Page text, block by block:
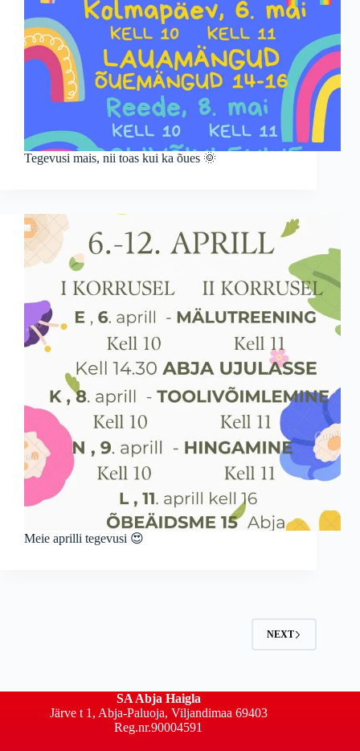
Tegevusi mais, nii toas kui ka õues 🌞
Meie aprilli tegevusi 😍
NEXT
SA Abja Haigla
Järve t 1, Abja-Paluoja, Viljandimaa 69403
Reg.nr.90004591